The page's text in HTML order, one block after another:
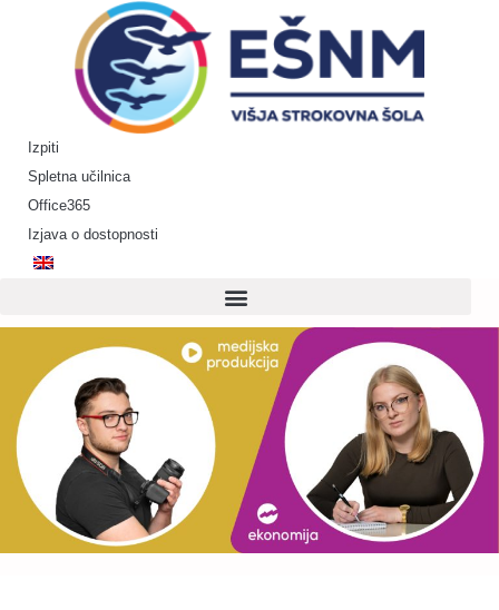
Izpiti
Spletna učilnica
Office365
Izjava o dostopnosti